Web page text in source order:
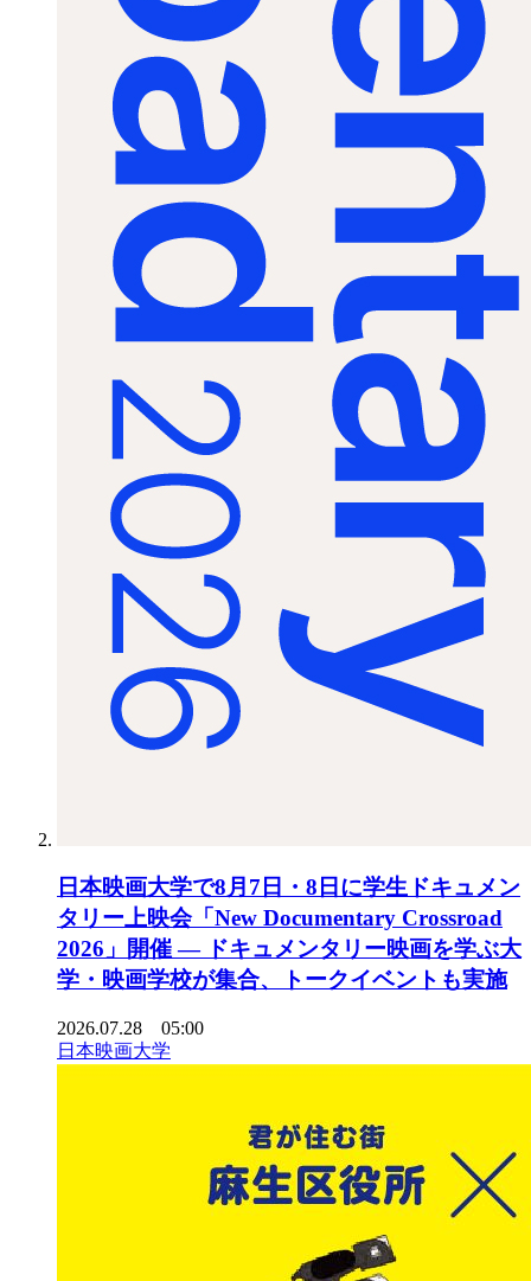
日本映画大学で8月7日・8日に学生ドキュメン
タリー上映会「New Documentary Crossroad
2026」開催 ― ドキュメンタリー映画を学ぶ大
学・映画学校が集合、トークイベントも実施
2026.07.28 05:00
日本映画大学